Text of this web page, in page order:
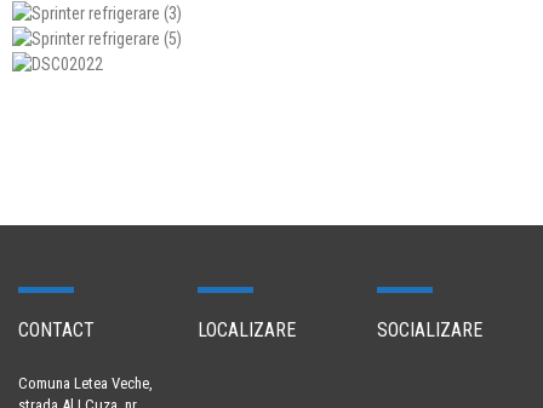
CONTACT
Comuna Letea Veche,
LOCALIZARE SOCIALIZARE